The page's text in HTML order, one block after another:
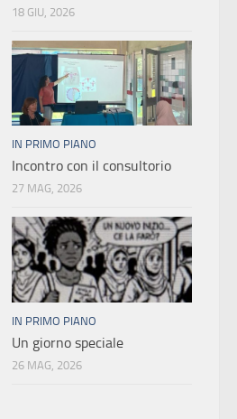
18 GIU, 2026
IN PRIMO PIANO
Incontro con il consultorio
27 MAG, 2026
IN PRIMO PIANO
Un giorno speciale
26 MAG, 2026